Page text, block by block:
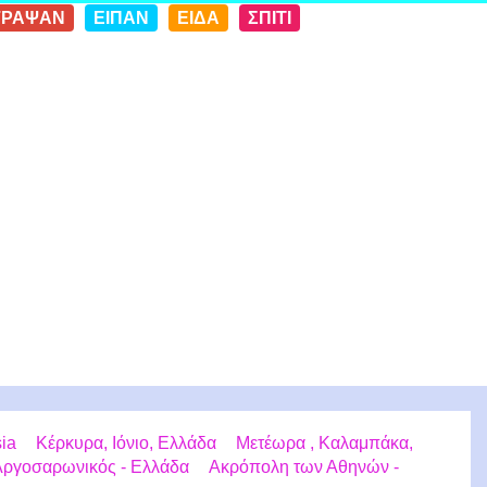
ΕΙΠΑΝ ΕΙΔΑ ΣΠΙΤΙ
Κέρκυρα, Ιόνιο, Ελλάδα
Μετέωρα , Καλαμπάκα,
- Ελλάδα
Ακρόπολη των Αθηνών -